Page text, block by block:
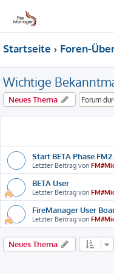
Startseite Foren-
Wichtige
Neues Thema
Start BETA Phase
Letzter Beitrag von
BETA User
Letzter Beitrag von
FireManager User
Letzter Beitrag von
Neues Thema